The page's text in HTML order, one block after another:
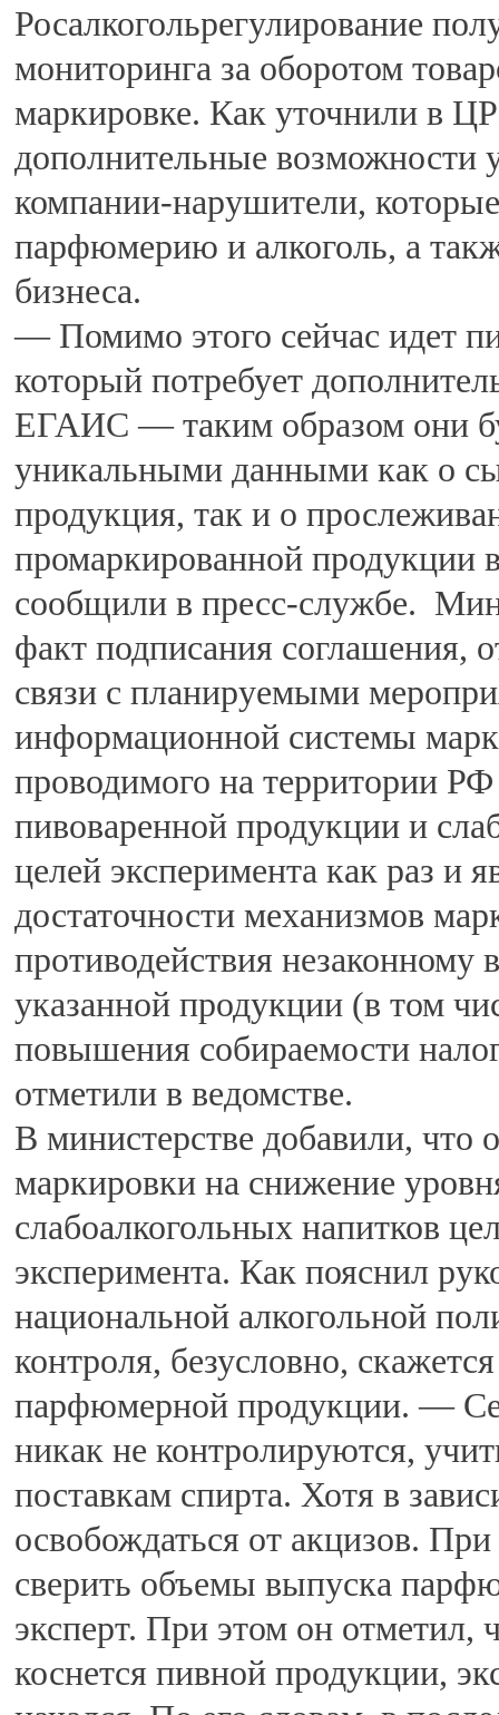
Росалкогольрегулирование
мониторинга за оборотом
маркировке. Как уточнили в
дополнительные возможности
компании-нарушители,
парфюмерию и алкоголь, а
бизнеса.
— Помимо этого сейчас идет
который потребует
ЕГАИС — таким образом они
уникальными данными как о
продукция, так и о
промаркированной продукции
сообщили в пресс-службе.
факт подписания соглашения,
связи с планируемыми
информационной системы
проводимого на территории
пивоваренной продукции и
целей эксперимента как раз и
достаточности механизмов
противодействия незаконному
указанной продукции (в том
повышения собираемости
отметили в ведомстве.
В министерстве добавили, что
маркировки на снижение
слабоалкогольных напитков
эксперимента. Как пояснил
национальной алкогольной
контроля, безусловно,
парфюмерной продукции. —
никак не контролируются,
поставкам спирта. Хотя в
освобождаться от акцизов.
сверить объемы выпуска
эксперт. При этом он отметил,
коснется пивной продукции,